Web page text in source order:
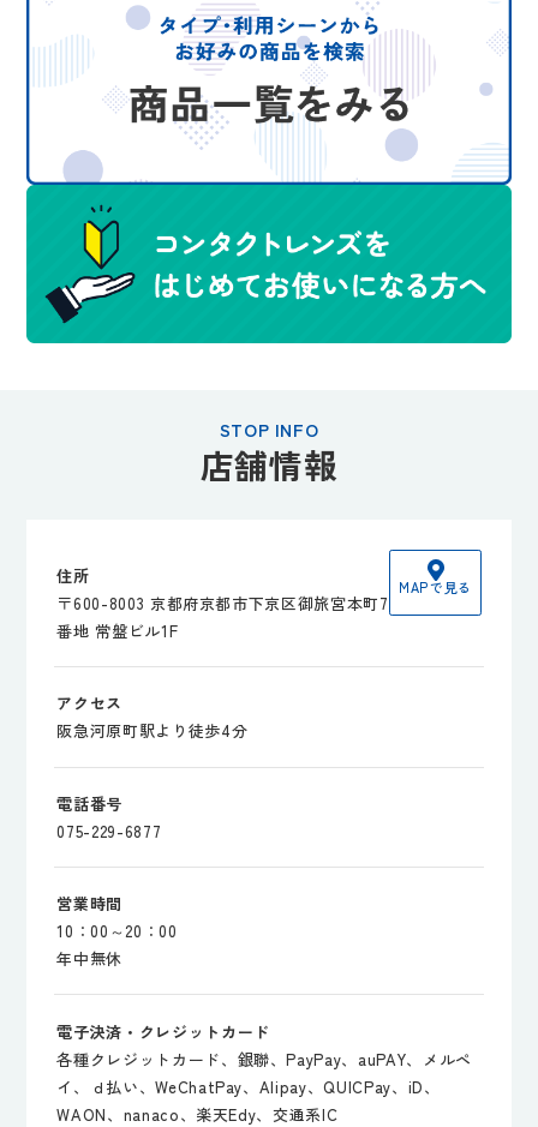
STOP INFO
店舗情報
住所
〒600-8003 京都府京都市下京区御旅宮本町7
番地 常盤ビル1F
MAPで見る
アクセス
阪急河原町駅より徒歩4分
電話番号
075-229-6877
営業時間
10：00～20：00
年中無休
電子決済・クレジットカード
各種クレジットカード、銀聯、PayPay、auPAY、メルペ
イ、ｄ払い、WeChatPay、Alipay、QUICPay、iD、
WAON、nanaco、楽天Edy、交通系IC